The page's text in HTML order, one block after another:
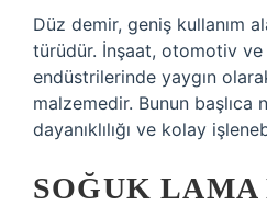
Düz demir, geniş kullanım
türüdür. İnşaat, otomotiv
endüstrilerinde yaygın
malzemedir. Bunun başlıca
dayanıklılığı ve kolay
SOĞUK LAMA